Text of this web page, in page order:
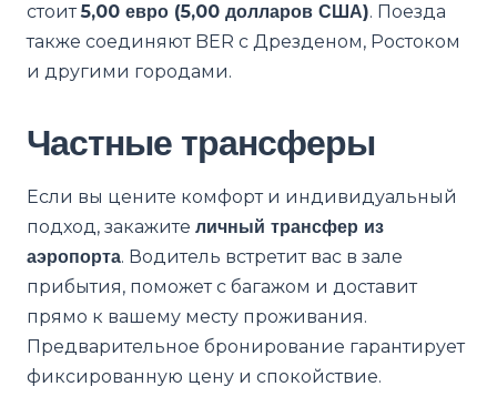
стоит5,00 евро (5,00 долларов США). Поезда
также соединяют BER с Дрезденом, Ростоком
и другими городами.
Частные трансферы
Если вы цените комфорт и индивидуальный
подход, закажите личный трансфер из
аэропорта. Водитель встретит вас в зале
прибытия, поможет с багажом и доставит
прямо к вашему месту проживания.
Предварительное бронирование гарантирует
фиксированную цену и спокойствие.